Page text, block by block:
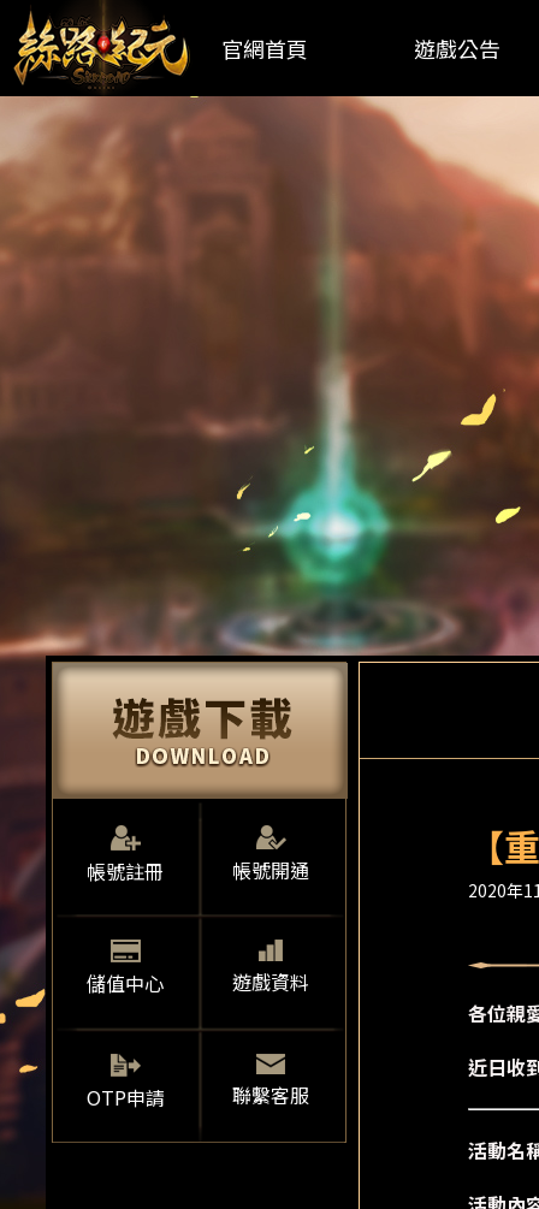
官網首頁 遊戲公告
帳號註冊 帳號開通
儲值中心 遊戲資料
OTP申請 聯繫客服
【
2020年
各位親
近日收
活動名